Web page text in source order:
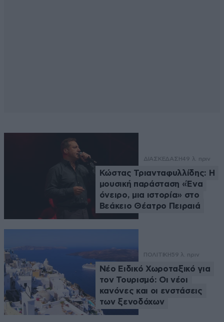
ΔΙΑΣΚΕΔΑΣΗ49 λ. πριν
Κώστας Τριανταφυλλίδης: Η
μουσική παράσταση «Ένα
όνειρο, μια ιστορία» στο
Βεάκειο Θέατρο Πειραιά
ΠΟΛΙΤΙΚΗ59 λ. πριν
Νέο Ειδικό Χωροταξικό για
τον Τουρισμό: Οι νέοι
κανόνες και οι ενστάσεις
των ξενοδόχων